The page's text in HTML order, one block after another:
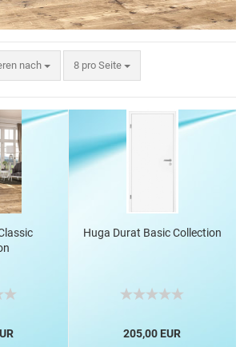
nach 8 pro Seite
Huga Durat Basic Collection
205,00 EUR